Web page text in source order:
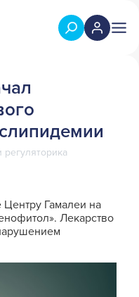
Гамалеи на
Лекарство